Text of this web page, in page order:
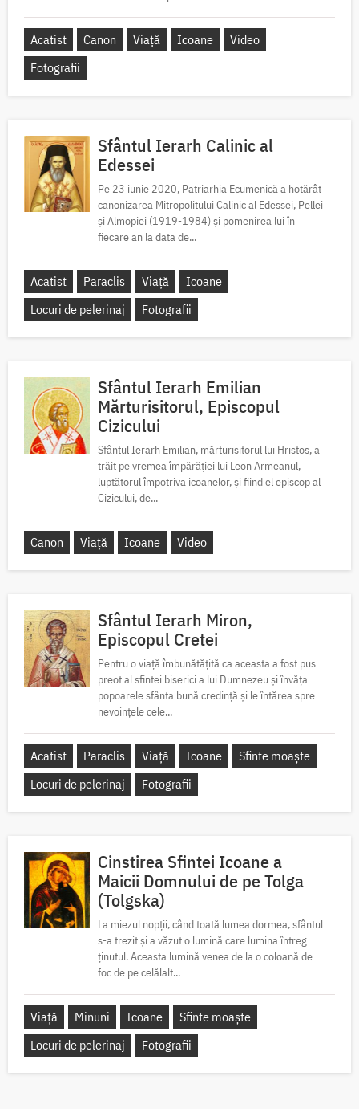
Acatist Canon Viață Icoane
Video
Fotografii
Sfântul Ierarh Calinic al
Edessei
Pe 23 iunie 2020, Patriarhia Ecumenică a hotărât
canonizarea Mitropolitului Calinic al Edessei, Pellei
și Almopiei (1919-1984) și pomenirea lui în
fiecare an la data de...
Acatist Paraclis Viață
Icoane
Locuri de pelerinaj
Fotografii
Sfântul Ierarh Emilian
Mărturisitorul, Episcopul
Cizicului
Sfântul Ierarh Emilian, mărturisitorul lui Hristos, a
trăit pe vremea împărăției lui Leon Armeanul,
luptătorul împotriva icoanelor, și fiind el episcop al
Cizicului, de...
Canon Viață Icoane Video
Sfântul Ierarh Miron,
Episcopul Cretei
Pentru o viață îmbunătățită ca aceasta a fost pus
preot al sfintei biserici a lui Dumnezeu și învăța
popoarele sfânta bună credință și le întărea spre
nevoințele cele...
Acatist Paraclis Viață Icoane
Sfinte moaște
Locuri de pelerinaj
Fotografii
Cinstirea Sfintei Icoane a
Maicii Domnului de pe Tolga
(Tolgska)
La miezul nopții, când toată lumea dormea, sfântul
s-a trezit și a văzut o lumină care lumina întreg
ținutul. Aceasta lumină venea de la o coloană de
foc de pe celălalt...
Viață Minuni Icoane
Sfinte moaște
Locuri de pelerinaj
Fotografii